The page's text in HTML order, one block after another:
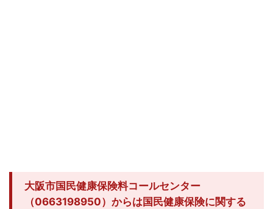
大阪市国民健康保険料コールセンター
（0663198950）からは国民健康保険に関する